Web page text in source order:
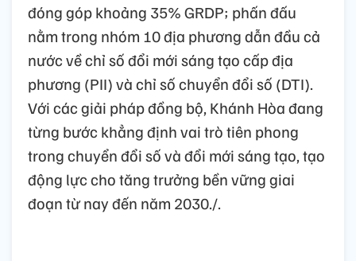
đóng góp khoảng 35% GRDP; phấn đấu
nằm trong nhóm 10 địa phương dẫn đầu cả
nước về chỉ số đổi mới sáng tạo cấp địa
phương (PII) và chỉ số chuyển đổi số (DTI).
Với các giải pháp đồng bộ, Khánh Hòa đang
từng bước khẳng định vai trò tiên phong
trong chuyển đổi số và đổi mới sáng tạo, tạo
động lực cho tăng trưởng bền vững giai
đoạn từ nay đến năm 2030./.